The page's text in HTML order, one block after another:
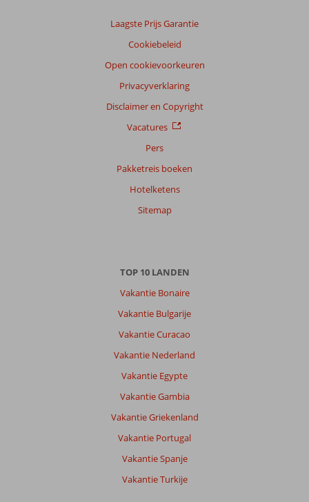
Laagste Prijs Garantie
Cookiebeleid
Open cookievoorkeuren
Privacyverklaring
Disclaimer en Copyright
Vacatures
Pers
Pakketreis boeken
Hotelketens
Sitemap
TOP 10 LANDEN
Vakantie Bonaire
Vakantie Bulgarije
Vakantie Curacao
Vakantie Nederland
Vakantie Egypte
Vakantie Gambia
Vakantie Griekenland
Vakantie Portugal
Vakantie Spanje
Vakantie Turkije